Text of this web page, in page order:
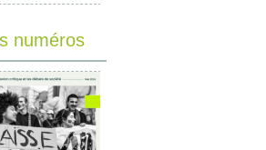
numéros